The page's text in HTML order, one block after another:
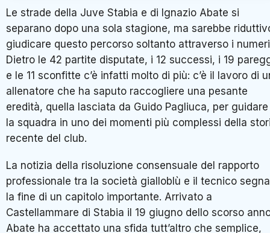
Le strade della Juve Stabia e di Ignazio Abate si
separano dopo una sola stagione, ma sarebbe
giudicare questo percorso soltanto attraverso i
Dietro le 42 partite disputate, i 12 successi, i 19
e le 11 sconfitte c’è infatti molto di più: c’è il lavoro di
allenatore che ha saputo raccogliere una pesante
eredità, quella lasciata da Guido Pagliuca, per guidare
la squadra in uno dei momenti più complessi della
recente del club.
La notizia della risoluzione consensuale del rapporto
professionale tra la società gialloblù e il tecnico segna
la fine di un capitolo importante. Arrivato a
Castellammare di Stabia il 19 giugno dello scorso
Abate ha accettato una sfida tutt’altro che semplice,